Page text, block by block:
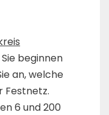
beginnen
an, welche
Festnetz.
6 und 200